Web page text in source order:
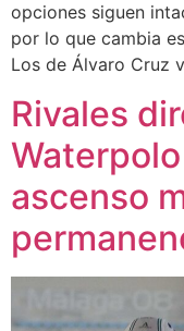
opciones siguen
por lo que cambia
Los de Álvaro Cruz
Rivales
ascenso